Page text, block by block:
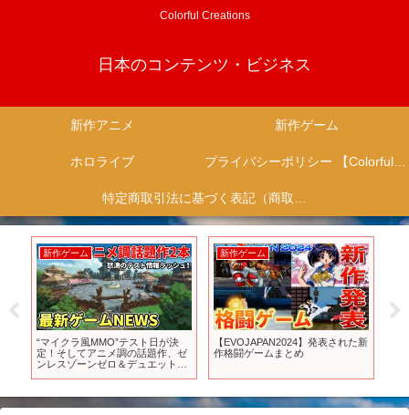
Colorful Creations
日本のコンテンツ・ビジネス
新作アニメ 新作ゲーム
ホロライブ プライバシーポリシー 【Colorful Creation】
特定商取引法に基づく表記（商取引に関する開示）
新作ゲーム
“マイクラ風MMO”テスト日が決
定！そしてアニメ調の話題作、ゼ
ンレスゾーンゼロ＆デュエットナ
新作ゲーム
【EVOJAPAN2024】発表された新
作格闘ゲームまとめ